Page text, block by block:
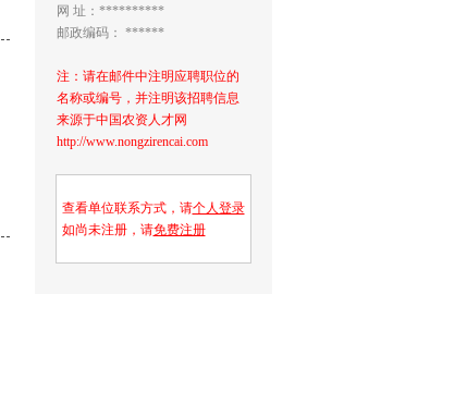
网 址：**********
邮政编码： ******
注：请在邮件中注明应聘职位的
名称或编号，并注明该招聘信息
来源于中国农资人才网
http://www.nongzirencai.com
查看单位联系方式，请个人登录
如尚未注册，请免费注册